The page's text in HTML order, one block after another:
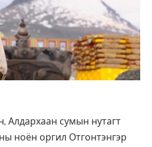
Алдархаан сумын нутагт
ноён оргил Отгонтэнгэр